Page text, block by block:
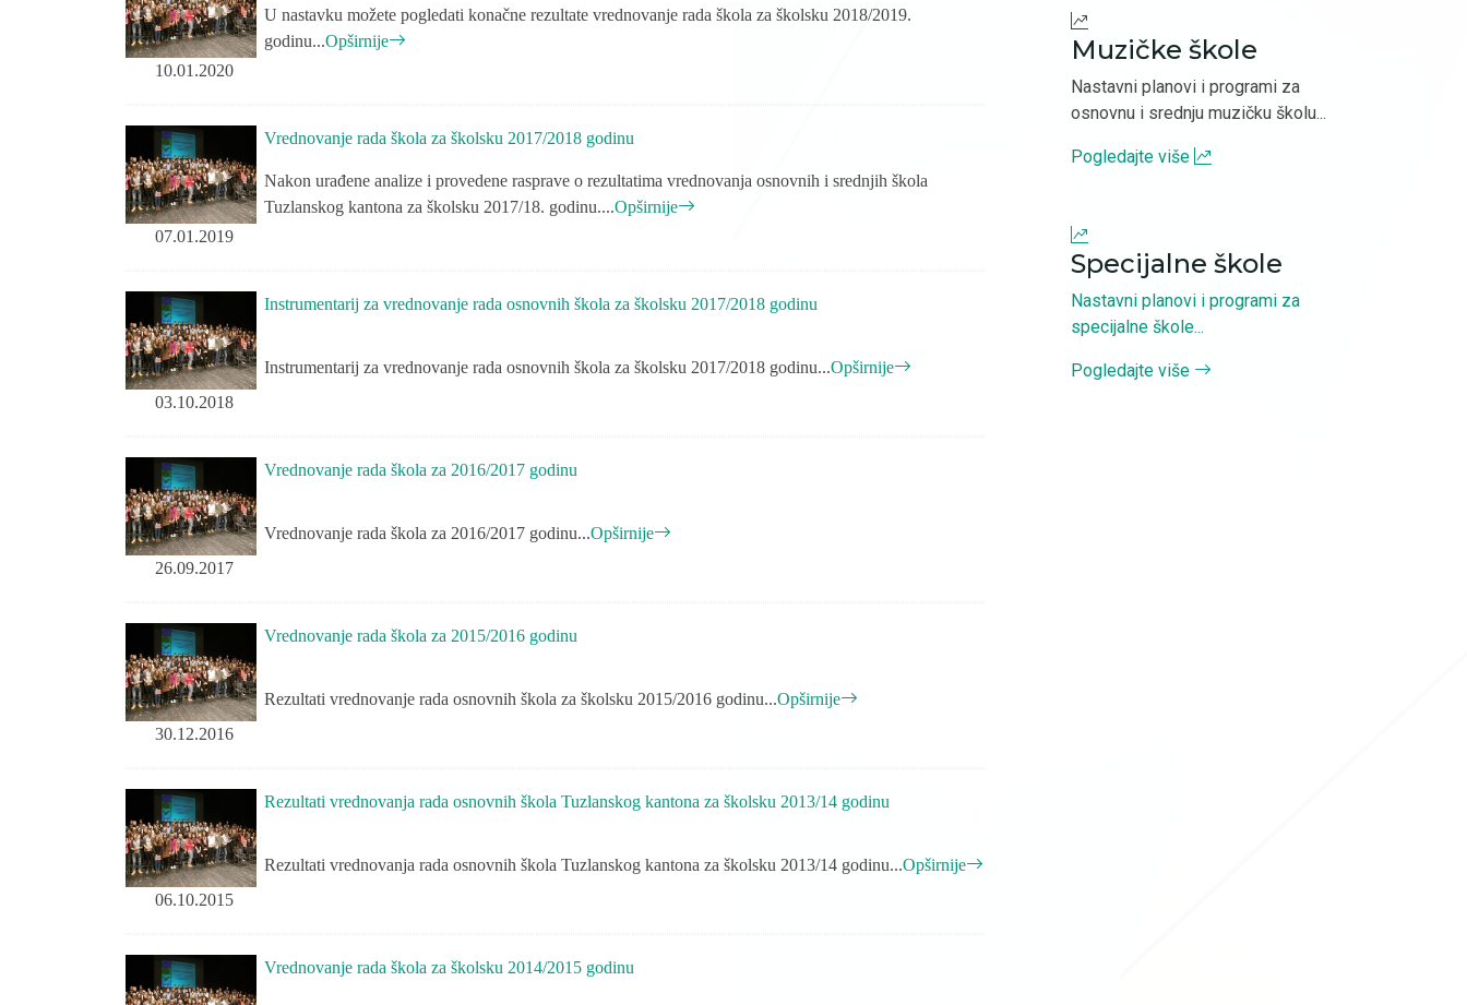
10.01.2020
U nastavku možete pogledati konačne rezultate vrednovanje rada škola za školsku 2018/2019.
godinu...Opširnije
07.01.2019
Vrednovanje rada škola za školsku 2017/2018 godinu
Nakon urađene analize i provedene rasprave o rezultatima vrednovanja osnovnih i srednjih škola
Tuzlanskog kantona za školsku 2017/18. godinu....Opširnije
03.10.2018
Instrumentarij za vrednovanje rada osnovnih škola za školsku 2017/2018 godinu
Instrumentarij za vrednovanje rada osnovnih škola za školsku 2017/2018 godinu...Opširnije
26.09.2017
Vrednovanje rada škola za 2016/2017 godinu
Vrednovanje rada škola za 2016/2017 godinu...Opširnije
30.12.2016
Vrednovanje rada škola za 2015/2016 godinu
Rezultati vrednovanje rada osnovnih škola za školsku 2015/2016 godinu...Opširnije
06.10.2015
Rezultati vrednovanja rada osnovnih škola Tuzlanskog kantona za školsku 2013/14 godinu
Rezultati vrednovanja rada osnovnih škola Tuzlanskog kantona za školsku 2013/14 godinu...Opširnije
Vrednovanje rada škola za školsku 2014/2015 godinu
Muzičke škole
Nastavni planovi i programi za
osnovnu i srednju muzičku školu...
Pogledajte više
Specijalne škole
Nastavni planovi i programi za
specijalne škole...
Pogledajte više